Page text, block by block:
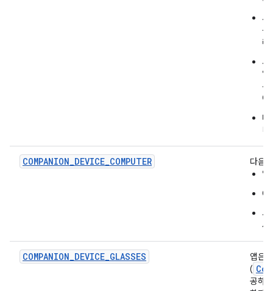
사
논
라
사
알
우
에
다
니
COMPANION_DEVICE_COMPUTER
다음
사
세
COMPANION_DEVICE_GLASSES
앱은
(
공하